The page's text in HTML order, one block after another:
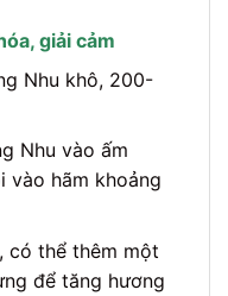
giải cảm
Nhu khô, 200-
Nhu vào ấm
vào hãm khoảng
có thể thêm một
để tăng hương